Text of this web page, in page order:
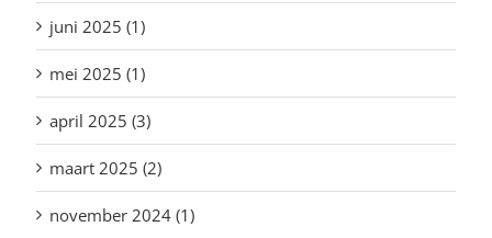
juni 2025 (1)
mei 2025 (1)
april 2025 (3)
maart 2025 (2)
november 2024 (1)